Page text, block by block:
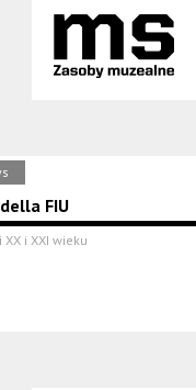
FIU
i XXI wieku